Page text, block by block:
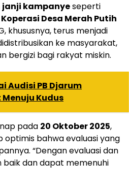
janji kampanyeseperti
Koperasi Desa Merah Putih
khususnya, terus menjadi
ke masyarakat,
bergizi bagi rakyat miskin.
Audisi PB Djarum
Kudus
pada 20 Oktober 2025,
bahwa evaluasi yang
“Dengan evaluasi dan
baik dan dapat memenuhi